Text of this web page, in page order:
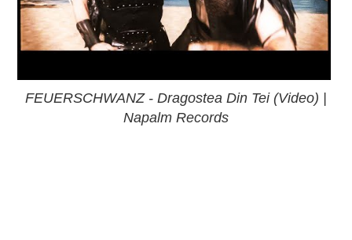
FEUERSCHWANZ - Dragostea Din Tei (Video) |
Napalm Records